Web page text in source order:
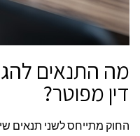
מה התנאים
דין מפוטר?
החוק מתייחס לשני תנאים